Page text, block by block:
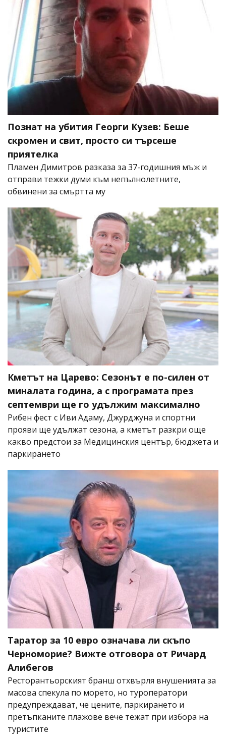
Познат на убития Георги Кузев: Беше
скромен и свит, просто си търсеше
приятелка
Пламен Димитров разказа за 37-годишния мъж и
отправи тежки думи към непълнолетните,
обвинени за смъртта му
Кметът на Царево: Сезонът е по-силен от
миналата година, а с програмата през
септември ще го удължим максимално
Рибен фест с Иви Адаму, Джурджуна и спортни
прояви ще удължат сезона, а кметът разкри още
какво предстои за Медицинския център, бюджета и
паркирането
Таратор за 10 евро означава ли скъпо
Черноморие? Вижте отговора от Ричард
Алибегов
Ресторантьорският бранш отхвърля внушенията за
масова спекула по морето, но туроператори
предупреждават, че цените, паркирането и
претъпканите плажове вече тежат при избора на
туристите